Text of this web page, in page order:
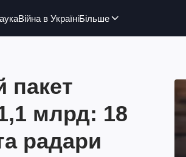
Війна в УкраїніБільше
млрд: 18
радари